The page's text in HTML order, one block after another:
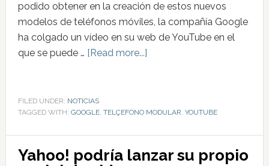
podido obtener en la creación de estos nuevos
modelos de teléfonos móviles, la compañía Google
ha colgado un vídeo en su web de YouTube en el
que se puede … [Read more...]
FILED UNDER: NOTICIAS
TAGGED WITH: GOOGLE, TELÇEFONO MODULAR, YOUTUBE
Yahoo! podría lanzar su propio